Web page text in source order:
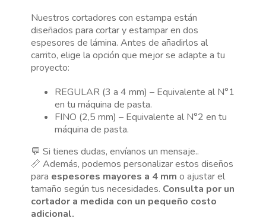
Nuestros cortadores con estampa están
diseñados para cortar y estampar en dos
espesores de lámina. Antes de añadirlos al
carrito, elige la opción que mejor se adapte a tu
proyecto:
REGULAR (3 a 4 mm) – Equivalente al N°1
en tu máquina de pasta.
FINO (2,5 mm) – Equivalente al N°2 en tu
máquina de pasta.
💬 Si tienes dudas, envíanos un mensaje..
📏 Además, podemos personalizar estos diseños
para espesores mayores a 4 mm o ajustar el
tamaño según tus necesidades. Consulta por un
cortador a medida con un pequeño costo
adicional.